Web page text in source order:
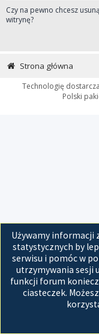
Czy na pewno chcesz
witrynę?
Używamy informacji
statystycznych by
serwisu i pomóc w
utrzymywania sesji
funkcji forum
ciasteczek.
Strona główna
Technologię dostarcza
Polski